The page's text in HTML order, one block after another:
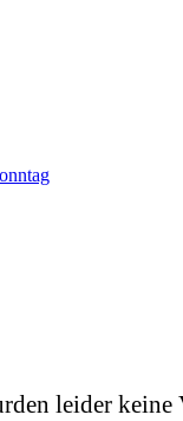
leider keine